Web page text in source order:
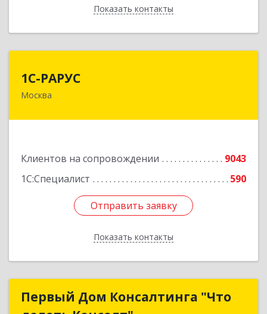
Показать контакты
Назад
1С-РАРУС
Москва
Клиентов на сопровождении
9043
1С:Специалист
590
Отправить заявку
Показать контакты
127434, Москва г, Дмитровское ш, дом № 9Б
Отправить заявку
Назад
Первый Дом Консалтинга "Что
Первый Дом Консалтинга "Что